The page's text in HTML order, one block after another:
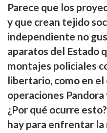
Parece que los
y que crean tejido
independiente no
aparatos del Estado
montajes policiales
libertario, como en el
operaciones
¿Por qué ocurre
hay para enfrentar